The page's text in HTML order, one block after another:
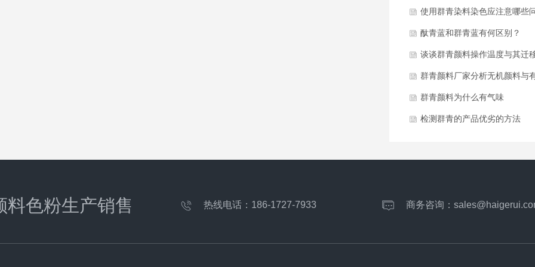
使用群青染料染色应注意哪些
酞青蓝和群青蓝有何区别？
谈谈群青颜料操作温度与其迁
什么关系
群青颜料厂家分析无机颜料与
颜料的区别
群青颜料为什么有气味
检测群青的产品优劣的方法
料色粉生产销售 热线电话： 186-1727-7933 商务咨询：